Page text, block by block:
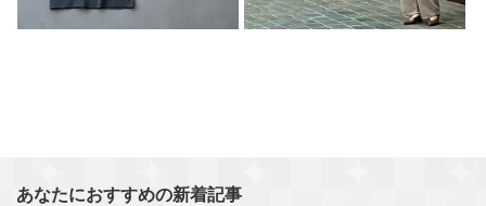
あなたにおすすめの新着記事